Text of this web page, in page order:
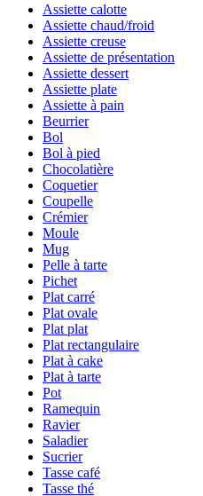
Assiette calotte
Assiette chaud/froid
Assiette creuse
Assiette de présentation
Assiette dessert
Assiette plate
Assiette à pain
Beurrier
Bol
Bol à pied
Chocolatière
Coquetier
Coupelle
Crémier
Moule
Mug
Pelle à tarte
Pichet
Plat carré
Plat ovale
Plat plat
Plat rectangulaire
Plat à cake
Plat à tarte
Pot
Ramequin
Ravier
Saladier
Sucrier
Tasse café
Tasse thé